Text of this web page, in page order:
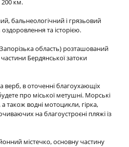
200 км.
бальнеологічний і грязьовий
та історією.
область) розташований
Бердянської затоки
верб, в оточенні благоухающіх
про міської метушні. Морські
а також водні мотоцикли, гірка,
на благоустроєні пляжі із
містечко, основну частину